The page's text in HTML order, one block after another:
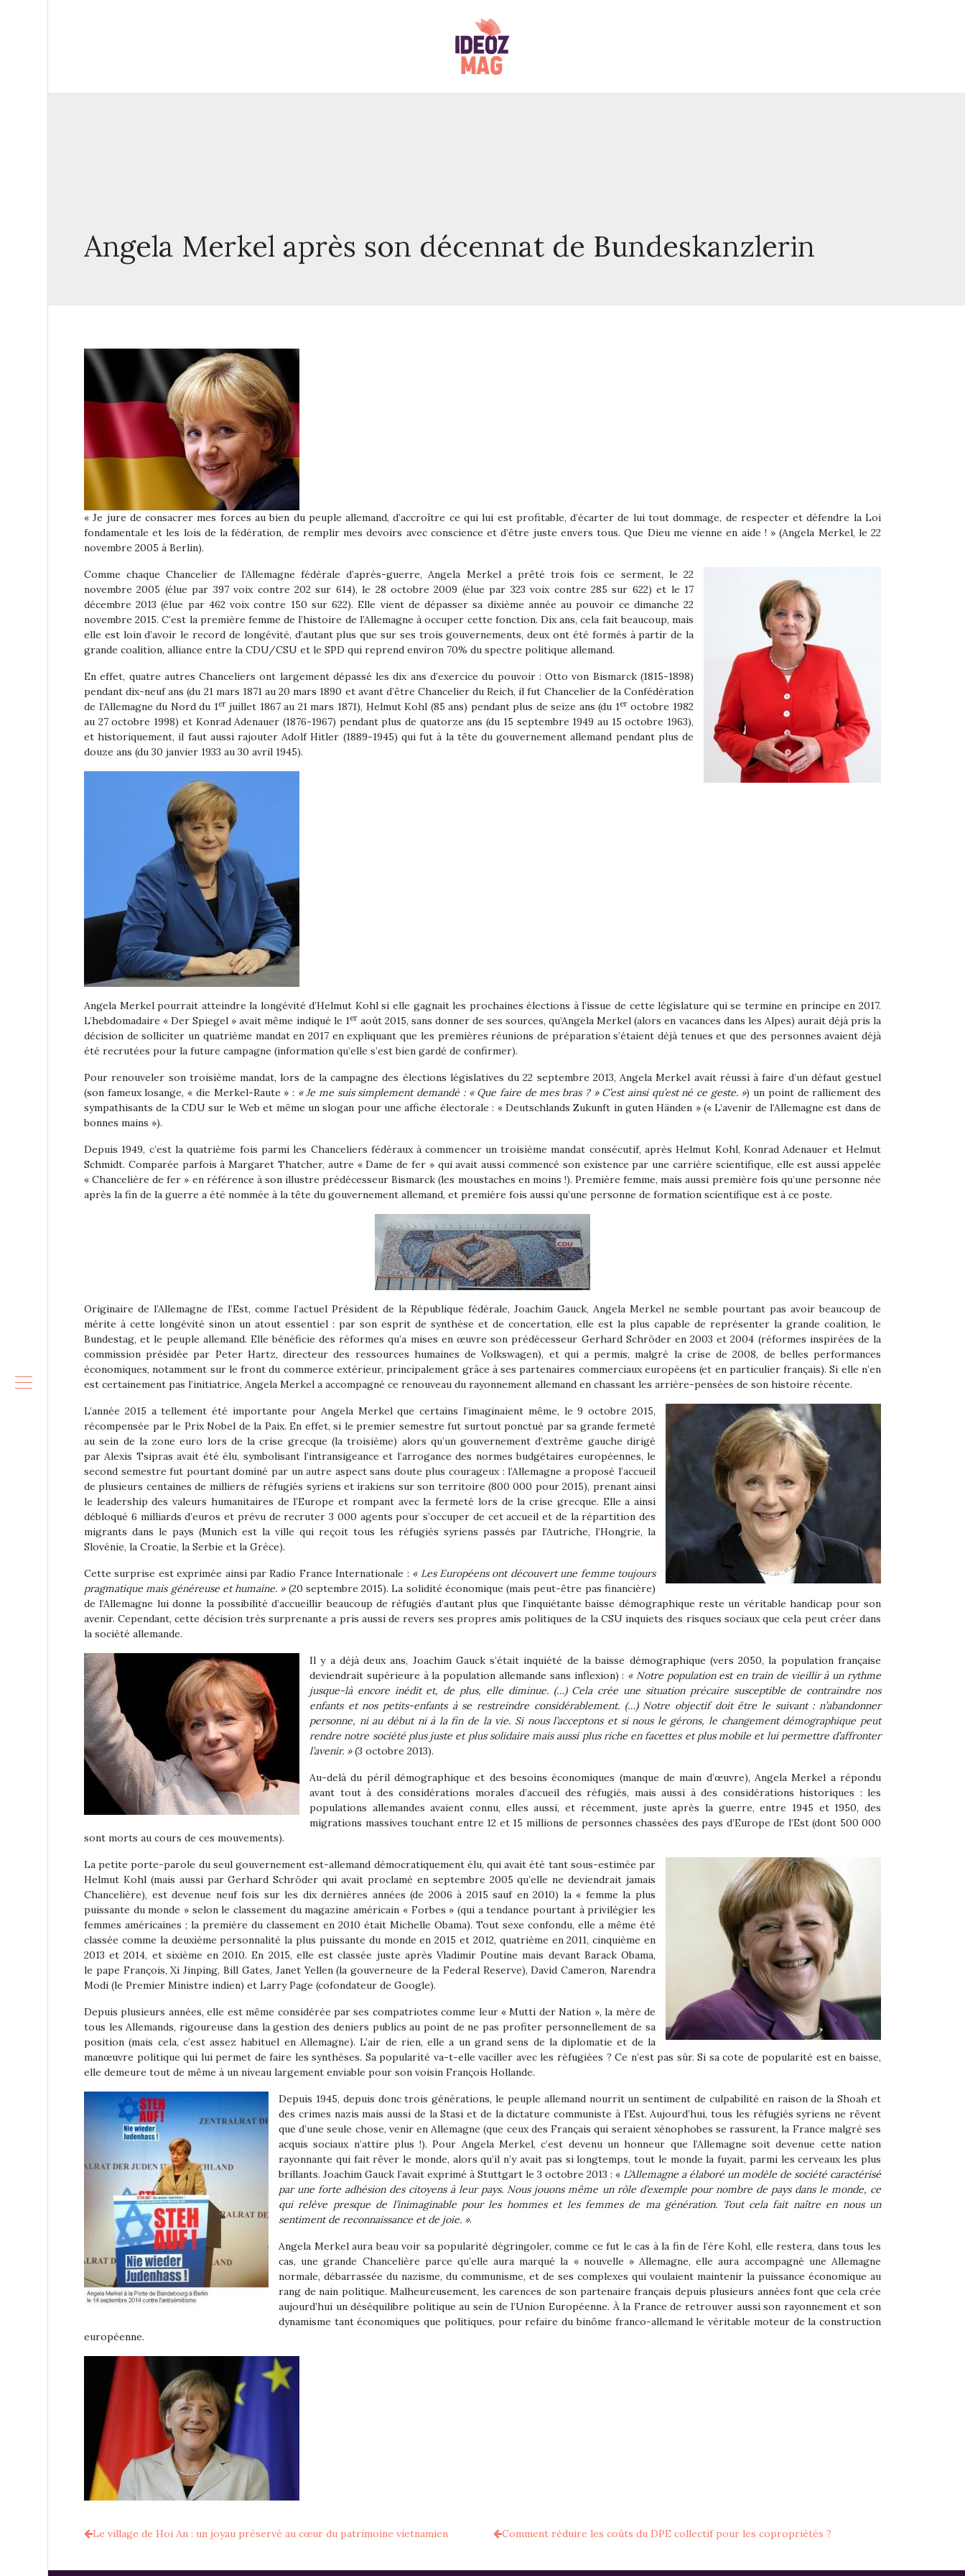
Angela Merkel après son décennat de Bundeskanzlerin
« Je jure de consacrer mes forces au bien du peuple allemand, d’accroître ce qui lui est profitable, d’écarter de lui tout dommage, de respecter et défendre la Loi
fondamentale et les lois de la fédération, de remplir mes devoirs avec conscience et d’être juste envers tous. Que Dieu me vienne en aide ! » (Angela Merkel, le 22
novembre 2005 à Berlin).
Comme chaque Chancelier de l’Allemagne fédérale d’après-guerre, Angela Merkel a prêté trois fois ce serment, le 22
novembre 2005 (élue par 397 voix contre 202 sur 614), le 28 octobre 2009 (élue par 323 voix contre 285 sur 622) et le 17
décembre 2013 (élue par 462 voix contre 150 sur 622). Elle vient de dépasser sa dixième année au pouvoir ce dimanche 22
novembre 2015. C’est la première femme de l’histoire de l’Allemagne à occuper cette fonction. Dix ans, cela fait beaucoup, mais
elle est loin d’avoir le record de longévité, d’autant plus que sur ses trois gouvernements, deux ont été formés à partir de la
grande coalition, alliance entre la CDU/CSU et le SPD qui reprend environ 70% du spectre politique allemand.
En effet, quatre autres Chanceliers ont largement dépassé les dix ans d’exercice du pouvoir : Otto von Bismarck (1815-1898)
pendant dix-neuf ans (du 21 mars 1871 au 20 mars 1890 et avant d’être Chancelier du Reich, il fut Chancelier de la Confédération
de l’Allemagne du Nord du 1erjuillet 1867 au 21 mars 1871), Helmut Kohl (85 ans) pendant plus de seize ans (du 1eroctobre 1982
au 27 octobre 1998) et Konrad Adenauer (1876-1967) pendant plus de quatorze ans (du 15 septembre 1949 au 15 octobre 1963),
et historiquement, il faut aussi rajouter Adolf Hitler (1889-1945) qui fut à la tête du gouvernement allemand pendant plus de
douze ans (du 30 janvier 1933 au 30 avril 1945).
Angela Merkel pourrait atteindre la longévité d’Helmut Kohl si elle gagnait les prochaines élections à l’issue de cette législature qui se termine en principe en 2017.
L’hebdomadaire « Der Spiegel » avait même indiqué le 1eraoût 2015, sans donner de ses sources, qu’Angela Merkel (alors en vacances dans les Alpes) aurait déjà pris la
décision de solliciter un quatrième mandat en 2017 en expliquant que les premières réunions de préparation s’étaient déjà tenues et que des personnes avaient déjà
été recrutées pour la future campagne (information qu’elle s’est bien gardé de confirmer).
Pour renouveler son troisième mandat, lors de la campagne des élections législatives du 22 septembre 2013, Angela Merkel avait réussi à faire d’un défaut gestuel
(son fameux losange, « die Merkel-Raute » : « Je me suis simplement demandé : « Que faire de mes bras ? » C’est ainsi qu’est né ce geste. ») un point de ralliement des
sympathisants de la CDU sur le Web et même un slogan pour une affiche électorale : « Deutschlands Zukunft in guten Händen » (« L’avenir de l’Allemagne est dans de
bonnes mains »).
Depuis 1949, c’est la quatrième fois parmi les Chanceliers fédéraux à commencer un troisième mandat consécutif, après Helmut Kohl, Konrad Adenauer et Helmut
Schmidt. Comparée parfois à Margaret Thatcher, autre « Dame de fer » qui avait aussi commencé son existence par une carrière scientifique, elle est aussi appelée
« Chancelière de fer » en référence à son illustre prédécesseur Bismarck (les moustaches en moins !). Première femme, mais aussi première fois qu’une personne née
après la fin de la guerre a été nommée à la tête du gouvernement allemand, et première fois aussi qu’une personne de formation scientifique est à ce poste.
Originaire de l’Allemagne de l’Est, comme l’actuel Président de la République fédérale, Joachim Gauck, Angela Merkel ne semble pourtant pas avoir beaucoup de
mérite à cette longévité sinon un atout essentiel : par son esprit de synthèse et de concertation, elle est la plus capable de représenter la grande coalition, le
Bundestag, et le peuple allemand. Elle bénéficie des réformes qu’a mises en œuvre son prédécesseur Gerhard Schröder en 2003 et 2004 (réformes inspirées de la
commission présidée par Peter Hartz, directeur des ressources humaines de Volkswagen), et qui a permis, malgré la crise de 2008, de belles performances
économiques, notamment sur le front du commerce extérieur, principalement grâce à ses partenaires commerciaux européens (et en particulier français). Si elle n’en
est certainement pas l’initiatrice, Angela Merkel a accompagné ce renouveau du rayonnement allemand en chassant les arrière-pensées de son histoire récente.
L’année 2015 a tellement été importante pour Angela Merkel que certains l’imaginaient même, le 9 octobre 2015,
récompensée par le Prix Nobel de la Paix. En effet, si le premier semestre fut surtout ponctué par sa grande fermeté
au sein de la zone euro lors de la crise grecque (la troisième) alors qu’un gouvernement d’extrême gauche dirigé
par Alexis Tsipras avait été élu, symbolisant l’intransigeance et l’arrogance des normes budgétaires européennes, le
second semestre fut pourtant dominé par un autre aspect sans doute plus courageux : l’Allemagne a proposé l’accueil
de plusieurs centaines de milliers de réfugiés syriens et irakiens sur son territoire (800 000 pour 2015), prenant ainsi
le leadership des valeurs humanitaires de l’Europe et rompant avec la fermeté lors de la crise grecque. Elle a ainsi
débloqué 6 milliards d’euros et prévu de recruter 3 000 agents pour s’occuper de cet accueil et de la répartition des
migrants dans le pays (Munich est la ville qui reçoit tous les réfugiés syriens passés par l’Autriche, l’Hongrie, la
Slovénie, la Croatie, la Serbie et la Grèce).
Cette surprise est exprimée ainsi par Radio France Internationale : « Les Européens ont découvert une femme toujours
pragmatique mais généreuse et humaine. »(20 septembre 2015). La solidité économique (mais peut-être pas financière)
de l’Allemagne lui donne la possibilité d’accueillir beaucoup de réfugiés d’autant plus que l’inquiétante baisse démographique reste un véritable handicap pour son
avenir. Cependant, cette décision très surprenante a pris aussi de revers ses propres amis politiques de la CSU inquiets des risques sociaux que cela peut créer dans
la société allemande.
Il y a déjà deux ans, Joachim Gauck s’était inquiété de la baisse démographique (vers 2050, la population française
deviendrait supérieure à la population allemande sans inflexion) : « Notre population est en train de vieillir à un rythme
jusque-là encore inédit et, de plus, elle diminue. (…) Cela crée une situation précaire susceptible de contraindre nos
enfants et nos petits-enfants à se restreindre considérablement. (…) Notre objectif doit être le suivant : n’abandonner
personne, ni au début ni à la fin de la vie. Si nous l’acceptons et si nous le gérons, le changement démographique peut
rendre notre société plus juste et plus solidaire mais aussi plus riche en facettes et plus mobile et lui permettre d’affronter
l’avenir. »(3 octobre 2013).
Au-delà du péril démographique et des besoins économiques (manque de main d’œuvre), Angela Merkel a répondu
avant tout à des considérations morales d’accueil des réfugiés, mais aussi à des considérations historiques : les
populations allemandes avaient connu, elles aussi, et récemment, juste après la guerre, entre 1945 et 1950, des
migrations massives touchant entre 12 et 15 millions de personnes chassées des pays d’Europe de l’Est (dont 500 000
sont morts au cours de ces mouvements).
La petite porte-parole du seul gouvernement est-allemand démocratiquement élu, qui avait été tant sous-estimée par
Helmut Kohl (mais aussi par Gerhard Schröder qui avait proclamé en septembre 2005 qu’elle ne deviendrait jamais
Chancelière), est devenue neuf fois sur les dix dernières années (de 2006 à 2015 sauf en 2010) la « femme la plus
puissante du monde » selon le classement du magazine américain « Forbes » (qui a tendance pourtant à privilégier les
femmes américaines ; la première du classement en 2010 était Michelle Obama). Tout sexe confondu, elle a même été
classée comme la deuxième personnalité la plus puissante du monde en 2015 et 2012, quatrième en 2011, cinquième en
2013 et 2014, et sixième en 2010. En 2015, elle est classée juste après Vladimir Poutine mais devant Barack Obama,
le pape François, Xi Jinping, Bill Gates, Janet Yellen (la gouverneure de la Federal Reserve), David Cameron, Narendra
Modi (le Premier Ministre indien) et Larry Page (cofondateur de Google).
Depuis plusieurs années, elle est même considérée par ses compatriotes comme leur « Mutti der Nation », la mère de
tous les Allemands, rigoureuse dans la gestion des deniers publics au point de ne pas profiter personnellement de sa
position (mais cela, c’est assez habituel en Allemagne). L’air de rien, elle a un grand sens de la diplomatie et de la
manœuvre politique qui lui permet de faire les synthèses. Sa popularité va-t-elle vaciller avec les réfugiées ? Ce n’est pas sûr. Si sa cote de popularité est en baisse,
elle demeure tout de même à un niveau largement enviable pour son voisin François Hollande.
Depuis 1945, depuis donc trois générations, le peuple allemand nourrit un sentiment de culpabilité en raison de la Shoah et
des crimes nazis mais aussi de la Stasi et de la dictature communiste à l’Est. Aujourd’hui, tous les réfugiés syriens ne rêvent
que d’une seule chose, venir en Allemagne (que ceux des Français qui seraient xénophobes se rassurent, la France malgré ses
acquis sociaux n’attire plus !). Pour Angela Merkel, c’est devenu un honneur que l’Allemagne soit devenue cette nation
rayonnante qui fait rêver le monde, alors qu’il n’y avait pas si longtemps, tout le monde la fuyait, parmi les cerveaux les plus
brillants. Joachim Gauck l’avait exprimé à Stuttgart le 3 octobre 2013 : « L’Allemagne a élaboré un modèle de société caractérisé
par une forte adhésion des citoyens à leur pays. Nous jouons même un rôle d’exemple pour nombre de pays dans le monde, ce
qui relève presque de l’inimaginable pour les hommes et les femmes de ma génération. Tout cela fait naître en nous un
sentiment de reconnaissance et de joie. ».
Angela Merkel aura beau voir sa popularité dégringoler, comme ce fut le cas à la fin de l’ère Kohl, elle restera, dans tous les
cas, une grande Chancelière parce qu’elle aura marqué la « nouvelle » Allemagne, elle aura accompagné une Allemagne
normale, débarrassée du nazisme, du communisme, et de ses complexes qui voulaient maintenir la puissance économique au
rang de nain politique. Malheureusement, les carences de son partenaire français depuis plusieurs années font que cela crée
aujourd’hui un déséquilibre politique au sein de l’Union Européenne. À la France de retrouver aussi son rayonnement et son
dynamisme tant économiques que politiques, pour refaire du binôme franco-allemand le véritable moteur de la construction
européenne.
Le village de Hoi An : un joyau préservé au cœur du patrimoine vietnamien Comment réduire les coûts du DPE collectif pour les copropriétés ?